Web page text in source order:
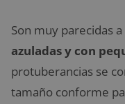
Son muy parecidas
azuladas y con
protuberancias se
tamaño conforme